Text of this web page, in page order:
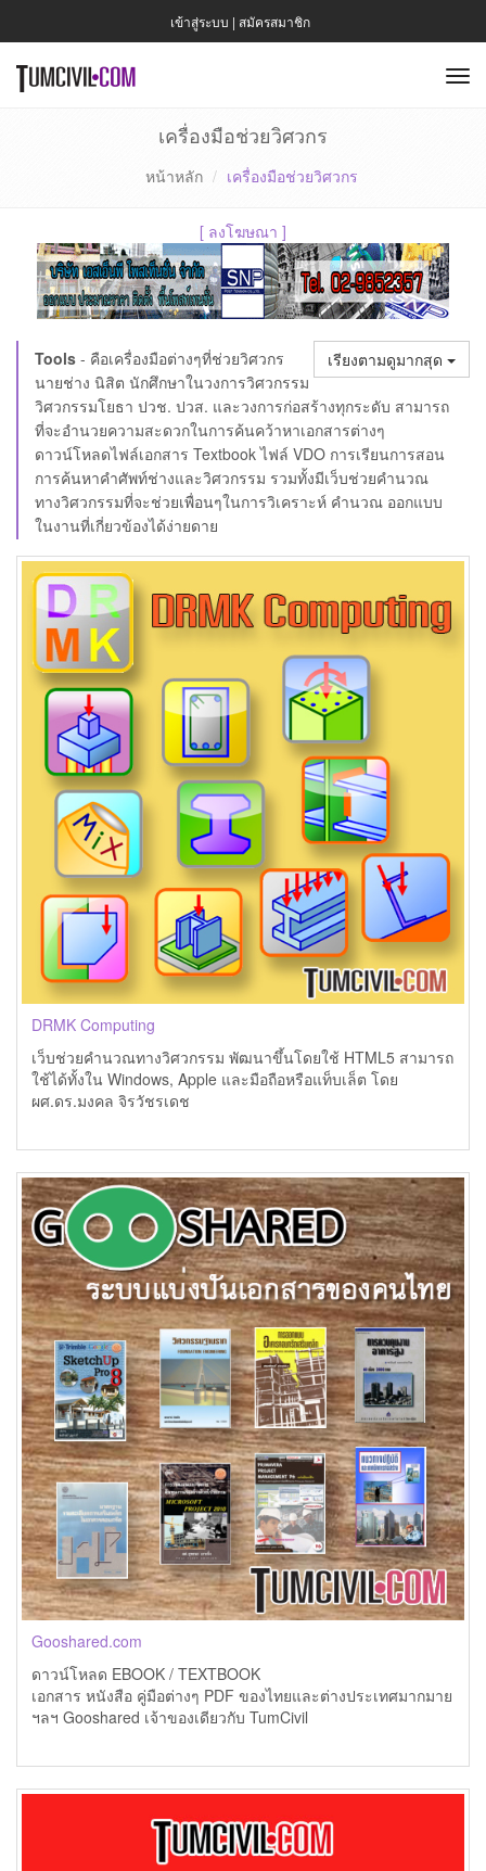
เข้าสู่ระบบ | สมัครสมาชิก
เครื่องมือช่วยวิศวกร
หน้าหลัก เครื่องมือช่วยวิศวกร
[ ลงโฆษณา ]
เรียงตามดูมากสุด
Tools - คือเครื่องมือต่างๆที่ช่วยวิศวกร
นายช่าง นิสิต นักศึกษาในวงการวิศวกรรม
วิศวกรรมโยธา ปวช. ปวส. และวงการก่อสร้างทุกระดับ สามารถ
ที่จะอำนวยความสะดวกในการค้นคว้าหาเอกสารต่างๆ
ดาวน์โหลดไฟล์เอกสาร Textbook ไฟล์ VDO การเรียนการสอน
การค้นหาคำศัพท์ช่างและวิศวกรรม รวมทั้งมีเว็บช่วยคำนวณ
ทางวิศวกรรมที่จะช่วยเพื่อนๆในการวิเคราะห์ คำนวณ ออกแบบ
ในงานที่เกี่ยวข้องได้ง่ายดาย
DRMK Computing
เว็บช่วยคำนวณทางวิศวกรรม พัฒนาขึ้นโดยใช้ HTML5 สามารถ
ใช้ได้ทั้งใน Windows, Apple และมือถือหรือแท็บเล็ต โดย
ผศ.ดร.มงคล จิรวัชรเดช
Gooshared.com
ดาวน์โหลด EBOOK / TEXTBOOK
เอกสาร หนังสือ คู่มือต่างๆ PDF ของไทยและต่างประเทศมากมาย
ฯลฯ Gooshared เจ้าของเดียวกับ TumCivil